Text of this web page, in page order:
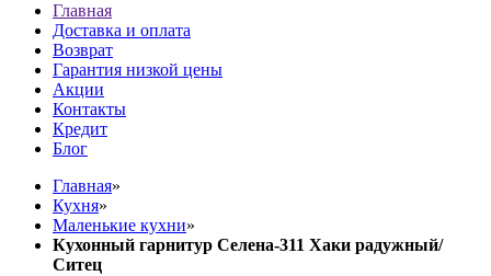
Главная
Доставка и оплата
Возврат
Гарантия низкой цены
Акции
Контакты
Кредит
Блог
Главная»
Кухня»
Маленькие кухни»
Кухонный гарнитур Селена-311 Хаки радужный/
Ситец